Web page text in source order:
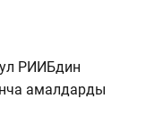
РИИБдин
амалдарды